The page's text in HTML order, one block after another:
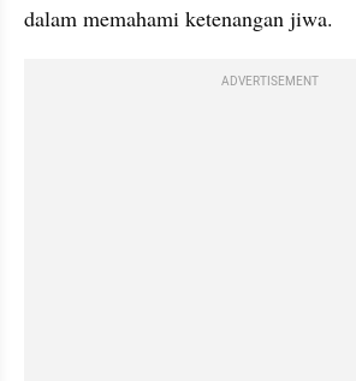
dalam memahami ketenangan jiwa.
ADVERTISEMENT